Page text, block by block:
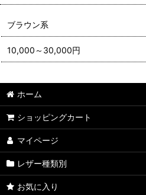
ブラウン系
10,000～30,000円
ホーム
ショッピングカート
マイページ
レザー種類別
お気に入り